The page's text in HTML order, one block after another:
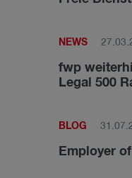
NEWS
fwp
Legal 500
BLOG
Employer